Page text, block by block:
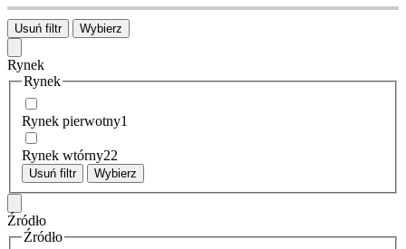
Usuń filtr Wybierz
Rynek
Rynek
Rynek pierwotny1
Rynek wtórny22
Usuń filtr Wybierz
Źródło
Źródło